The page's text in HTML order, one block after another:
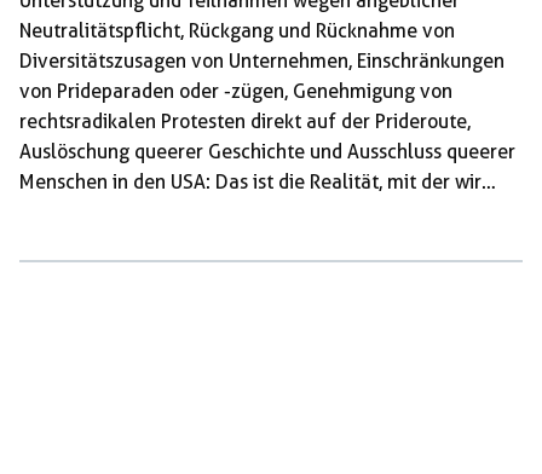
Neutralitätspflicht, Rückgang und Rücknahme von
Diversitätszusagen von Unternehmen, Einschränkungen
von Prideparaden oder -zügen, Genehmigung von
rechtsradikalen Protesten direkt auf der Prideroute,
Auslöschung queerer Geschichte und Ausschluss queerer
Menschen in den USA: Das ist die Realität, mit der wir